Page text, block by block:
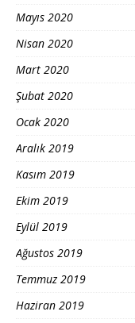
Mayıs 2020
Nisan 2020
Mart 2020
Şubat 2020
Ocak 2020
Aralık 2019
Kasım 2019
Ekim 2019
Eylül 2019
Ağustos 2019
Temmuz 2019
Haziran 2019